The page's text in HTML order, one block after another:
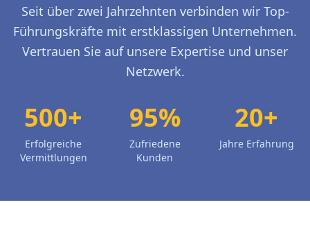
Seit über zwei Jahrzehnten verbinden wir Top-
Führungskräfte mit erstklassigen Unternehmen.
Vertrauen Sie auf unsere Expertise und unser
Netzwerk.
500+
Erfolgreiche
Vermittlungen
95%
Zufriedene
Kunden
20+
Jahre Erfahrung